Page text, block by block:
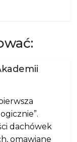
dachówek
omawiane